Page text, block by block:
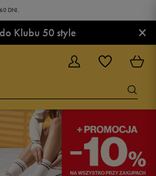
DNI.
Klubu 50 style ×